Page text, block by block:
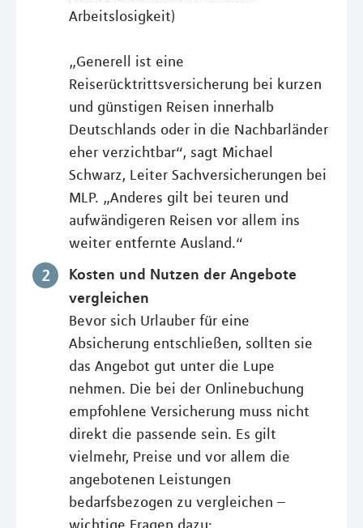
Arbeitslosigkeit)
„Generell ist eine
Reiserücktrittsversicherung bei kurzen
und günstigen Reisen innerhalb
Deutschlands oder in die Nachbarländer
eher verzichtbar“, sagt Michael
Schwarz, Leiter Sachversicherungen bei
MLP. „Anderes gilt bei teuren und
aufwändigeren Reisen vor allem ins
weiter entfernte Ausland.“
Kosten und Nutzen der Angebote
vergleichen
Bevor sich Urlauber für eine
Absicherung entschließen, sollten sie
das Angebot gut unter die Lupe
nehmen. Die bei der Onlinebuchung
empfohlene Versicherung muss nicht
direkt die passende sein. Es gilt
vielmehr, Preise und vor allem die
angebotenen Leistungen
bedarfsbezogen zu vergleichen –